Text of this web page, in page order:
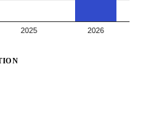
2025 2026